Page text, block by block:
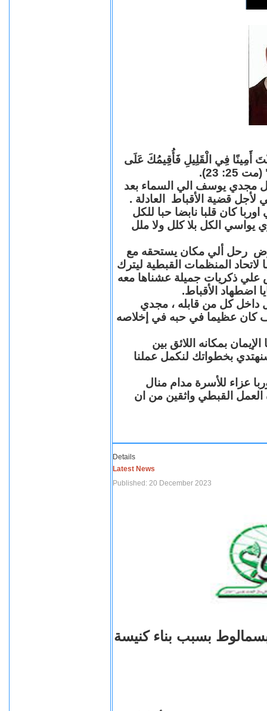
أَمِينًا فِي الْقَلِيلِ فَأُقِيمُكَ عَلَى
23).
مجدي يوسف الي السماء بعد
قضية الأقباط العادلة .
كان قلبا نابضا حبا للكل
يواسي الكل بلا كلل ولا ملل
رحل ألي مكان يستحقه مع
المنظمات القبطية ليترك
علي ذكريات جميلة عشناها معه
اضطهاد الأقباط.
داخل كل من قابله ، مجدي
عظيما في حبه في إخلاصه
بمكانه اللائق بين
بخطواتك لنكمل عملنا
عزاء للأسرة مدام منال
العمل القبطي واثقين من ان
Details
Latest News
Published: 20 December 2023
بسبب بناء كنيسة